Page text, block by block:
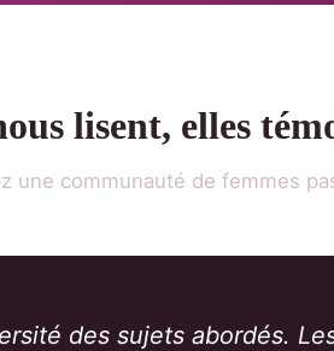
lisent, elles
une communauté de femmes
des sujets abordés.